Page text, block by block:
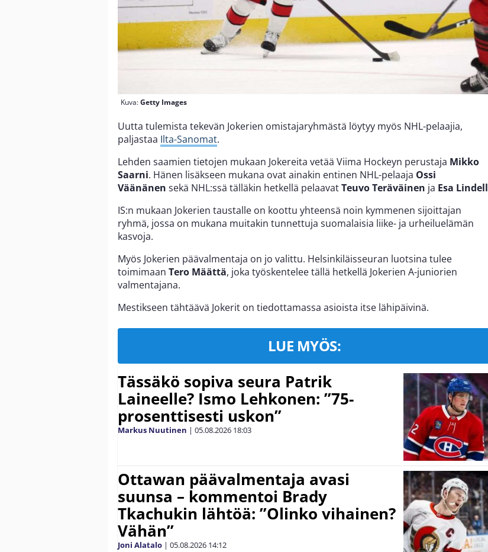
Kuva:Getty Images
Uutta tulemista tekevän Jokerien omistajaryhmästä löytyy myös NHL-pelaajia,
paljastaa Ilta-Sanomat.
Lehden saamien tietojen mukaan Jokereita vetää Viima Hockeyn perustaja Mikko
Saarni. Hänen lisäkseen mukana ovat ainakin entinen NHL-pelaaja Ossi
Väänänen sekä NHL:ssä tälläkin hetkellä pelaavatTeuvo Teräväinen ja Esa Lindell
IS:n mukaan Jokerien taustalle on koottu yhteensä noin kymmenen sijoittajan
ryhmä, jossa on mukana muitakin tunnettuja suomalaisia liike- ja urheiluelämän
kasvoja.
Myös Jokerien päävalmentaja on jo valittu. Helsinkiläisseuran luotsina tulee
toimimaan Tero Määttä, joka työskentelee tällä hetkellä Jokerien A-juniorien
valmentajana.
Mestikseen tähtäävä Jokerit on tiedottamassa asioista itse lähipäivinä.
LUE MYÖS:
Tässäkö sopiva seura Patrik
Laineelle? Ismo Lehkonen: ”75-
prosenttisesti uskon”
Markus Nuutinen | 05.08.2026 18:03
Ottawan päävalmentaja avasi
suunsa – kommentoi Brady
Tkachukin lähtöä: ”Olinko vihainen?
Vähän”
Joni Alatalo | 05.08.2026 14:12